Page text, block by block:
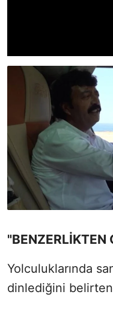
"BENZERLİKTEN
Yolculuklarında
dinlediğini